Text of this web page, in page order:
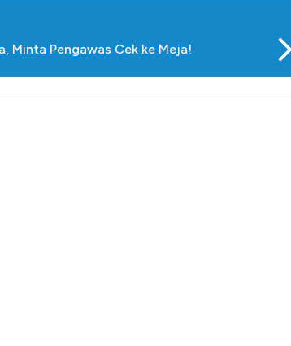
Minta Pengawas Cek ke Meja!